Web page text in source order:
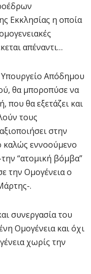
Εκκλησίας η οποία
απέναντι…
Απόδημου
θα μποροπύσε να
που θα εξετάζει και
τους
στην
καλώς εννοούμενο
“ατομική βόμβα”
την Ομογένεια ο
.
συνεργασία του
Ομογένεια και όχι
χωρίς την